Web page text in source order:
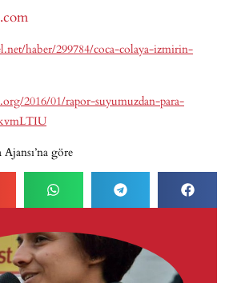
haber/299784/coca-colaya-izmirin-
2016/01/rapor-suyumuzdan-para-
göre